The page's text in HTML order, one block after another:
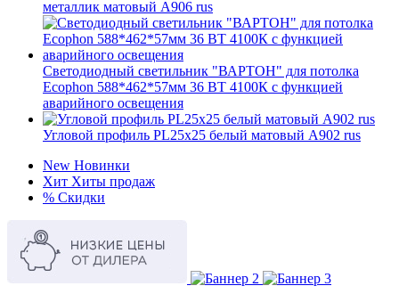
металлик матовый А906 rus
Светодиодный светильник "ВАРТОН" для потолка
Ecophon 588*462*57мм 36 ВТ 4100К с функцией
аварийного освещения
Угловой профиль PL25х25 белый матовый A902 rus
New Новинки
Хит Хиты продаж
% Скидки